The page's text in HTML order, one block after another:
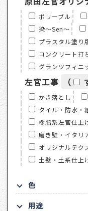
ポリーブル
染～Sen～
プラスタル塗り
コンクリート打
グランツフィニ
左官工事 （
かき落とし
タイル・防水・
樹脂系左官仕上
磨き壁・イタリ
オリジナルテク
土壁・土系仕上
色
用途